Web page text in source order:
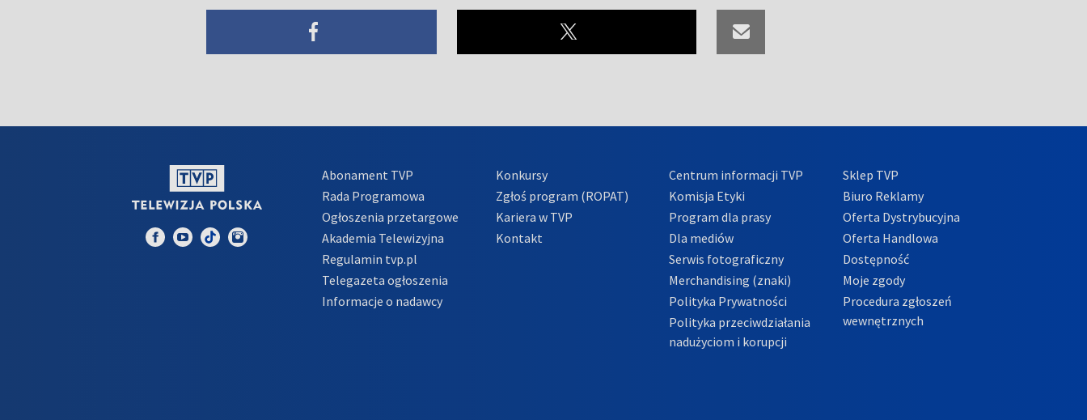
Abonament TVP
Rada Programowa
Ogłoszenia przetargowe
Akademia Telewizyjna
Regulamin tvp.pl
Telegazeta ogłoszenia
Informacje o nadawcy
Konkursy
Zgłoś program (ROPAT)
Kariera w TVP
Kontakt
Centrum informacji TVP
Komisja Etyki
Program dla prasy
Dla mediów
Serwis fotograficzny
Merchandising (znaki)
Polityka Prywatności
Polityka przeciwdziałania
nadużyciom i korupcji
Sklep TVP
Biuro Reklamy
Oferta Dystrybucyjna
Oferta Handlowa
Dostępność
Moje zgody
Procedura zgłoszeń
wewnętrznych